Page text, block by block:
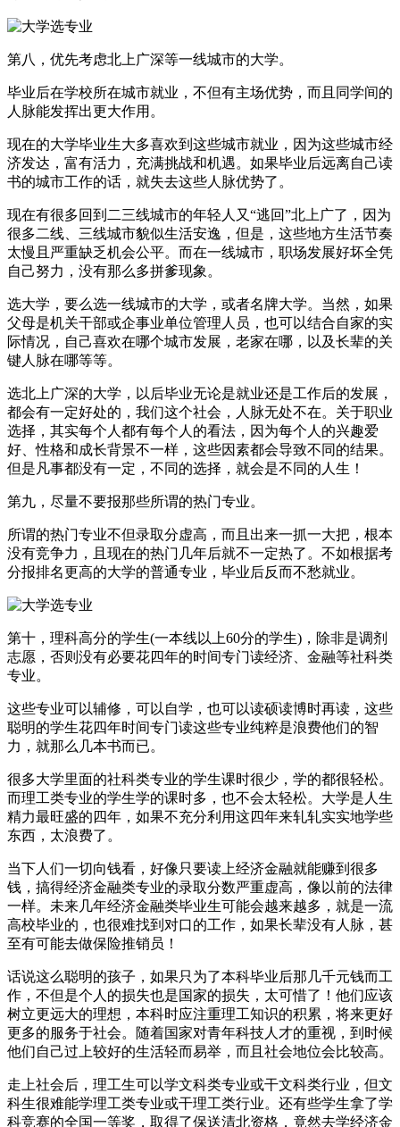
第八，优先考虑北上广深等一线城市的大学。
毕业后在学校所在城市就业，不但有主场优势，而且同学间的
人脉能发挥出更大作用。
现在的大学毕业生大多喜欢到这些城市就业，因为这些城市经
济发达，富有活力，充满挑战和机遇。如果毕业后远离自己读
书的城市工作的话，就失去这些人脉优势了。
现在有很多回到二三线城市的年轻人又“逃回”北上广了，因为
很多二线、三线城市貌似生活安逸，但是，这些地方生活节奏
太慢且严重缺乏机会公平。而在一线城市，职场发展好坏全凭
自己努力，没有那么多拼爹现象。
选大学，要么选一线城市的大学，或者名牌大学。当然，如果
父母是机关干部或企事业单位管理人员，也可以结合自家的实
际情况，自己喜欢在哪个城市发展，老家在哪，以及长辈的关
键人脉在哪等等。
选北上广深的大学，以后毕业无论是就业还是工作后的发展，
都会有一定好处的，我们这个社会，人脉无处不在。关于职业
选择，其实每个人都有每个人的看法，因为每个人的兴趣爱
好、性格和成长背景不一样，这些因素都会导致不同的结果。
但是凡事都没有一定，不同的选择，就会是不同的人生！
第九，尽量不要报那些所谓的热门专业。
所谓的热门专业不但录取分虚高，而且出来一抓一大把，根本
没有竞争力，且现在的热门几年后就不一定热了。不如根据考
分报排名更高的大学的普通专业，毕业后反而不愁就业。
第十，理科高分的学生(一本线以上60分的学生)，除非是调剂
志愿，否则没有必要花四年的时间专门读经济、金融等社科类
专业。
这些专业可以辅修，可以自学，也可以读硕读博时再读，这些
聪明的学生花四年时间专门读这些专业纯粹是浪费他们的智
力，就那么几本书而已。
很多大学里面的社科类专业的学生课时很少，学的都很轻松。
而理工类专业的学生学的课时多，也不会太轻松。大学是人生
精力最旺盛的四年，如果不充分利用这四年来轧轧实实地学些
东西，太浪费了。
当下人们一切向钱看，好像只要读上经济金融就能赚到很多
钱，搞得经济金融类专业的录取分数严重虚高，像以前的法律
一样。未来几年经济金融类毕业生可能会越来越多，就是一流
高校毕业的，也很难找到对口的工作，如果长辈没有人脉，甚
至有可能去做保险推销员！
话说这么聪明的孩子，如果只为了本科毕业后那几千元钱而工
作，不但是个人的损失也是国家的损失，太可惜了！他们应该
树立更远大的理想，本科时应注重理工知识的积累，将来更好
更多的服务于社会。随着国家对青年科技人才的重视，到时候
他们自己过上较好的生活轻而易举，而且社会地位会比较高。
走上社会后，理工生可以学文科类专业或干文科类行业，但文
科生很难能学理工类专业或干理工类行业。还有些学生拿了学
科竞赛的全国一等奖，取得了保送清北资格，竟然去学经济金